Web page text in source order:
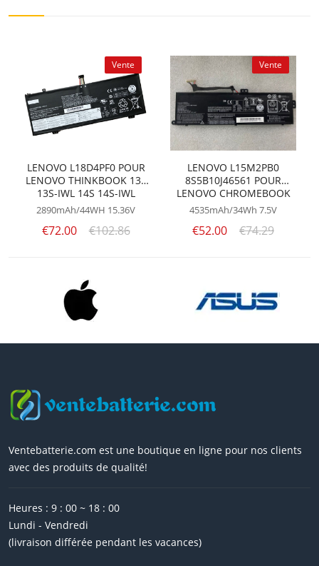
Vente
LENOVO L18D4PF0 POUR
LENOVO THINKBOOK 13S
13S-IWL 14S 14S-IWL
LAPTOP L18M4PF0
2890mAh/44WH 15.36V
€72.00 €102.86
Vente
LENOVO L15M2PB0
8S5B10J46561 POUR
LENOVO CHROMEBOOK
100S 11IBY 80QN
4535mAh/34Wh 7.5V
€52.00 €74.29
Ventebatterie.com est une boutique en ligne pour nos clients
avec des produits de qualité!
Heures : 9 : 00 ~ 18 : 00
Lundi - Vendredi
(livraison différée pendant les vacances)